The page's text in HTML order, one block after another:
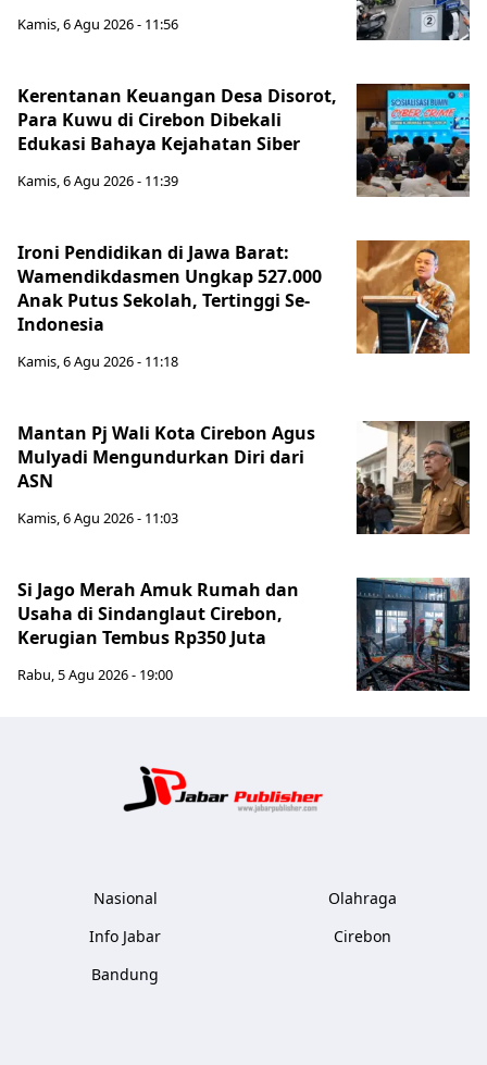
Kamis, 6 Agu 2026 - 11:56
Kerentanan Keuangan Desa Disorot,
Para Kuwu di Cirebon Dibekali
Edukasi Bahaya Kejahatan Siber
Kamis, 6 Agu 2026 - 11:39
Ironi Pendidikan di Jawa Barat:
Wamendikdasmen Ungkap 527.000
Anak Putus Sekolah, Tertinggi Se-
Indonesia
Kamis, 6 Agu 2026 - 11:18
Mantan Pj Wali Kota Cirebon Agus
Mulyadi Mengundurkan Diri dari
ASN
Kamis, 6 Agu 2026 - 11:03
Si Jago Merah Amuk Rumah dan
Usaha di Sindanglaut Cirebon,
Kerugian Tembus Rp350 Juta
Rabu, 5 Agu 2026 - 19:00
Nasional
Info Jabar
Bandung
Olahraga
Cirebon